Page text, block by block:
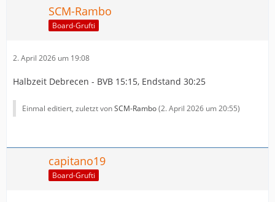
SCM-Rambo
Board-Grufti
2. April 2026 um 19:08
Halbzeit Debrecen - BVB 15:15, Endstand 30:25
Einmal editiert, zuletzt vonSCM-Rambo(2. April 2026 um 20:55)
capitano19
Board-Grufti